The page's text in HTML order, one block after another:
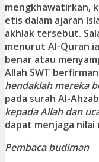
mengkhawatirkan,
etis dalam ajaran
akhlak tersebut.
menurut Al-Quran
benar atau
Allah SWT
hendaklah mereka
pada surah Al-
kepada Allah dan
dapat menjaga nilai
Pembaca budiman